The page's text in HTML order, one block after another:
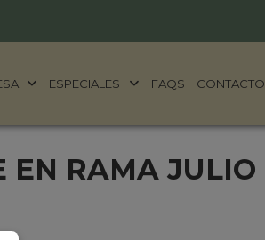
ESPECIALES FAQS CONTACTO
EN RAMA JULIO